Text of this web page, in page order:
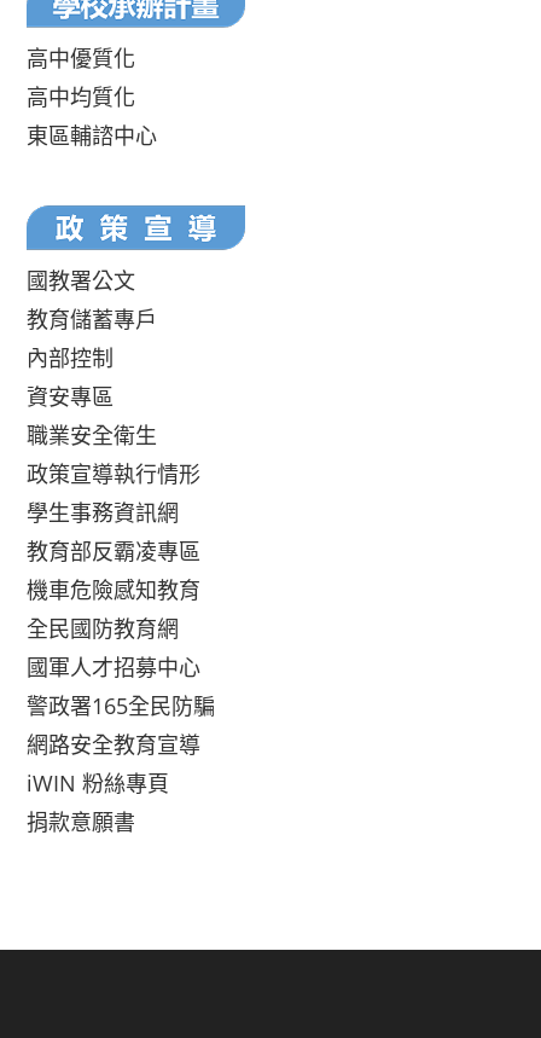
高中優質化
高中均質化
東區輔諮中心
國教署公文
教育儲蓄專戶
內部控制
資安專區
職業安全衛生
政策宣導執行情形
學生事務資訊網
教育部反霸凌專區
機車危險感知教育
全民國防教育網
國軍人才招募中心
警政署165全民防騙
網路安全教育宣導
iWIN 粉絲專頁
捐款意願書